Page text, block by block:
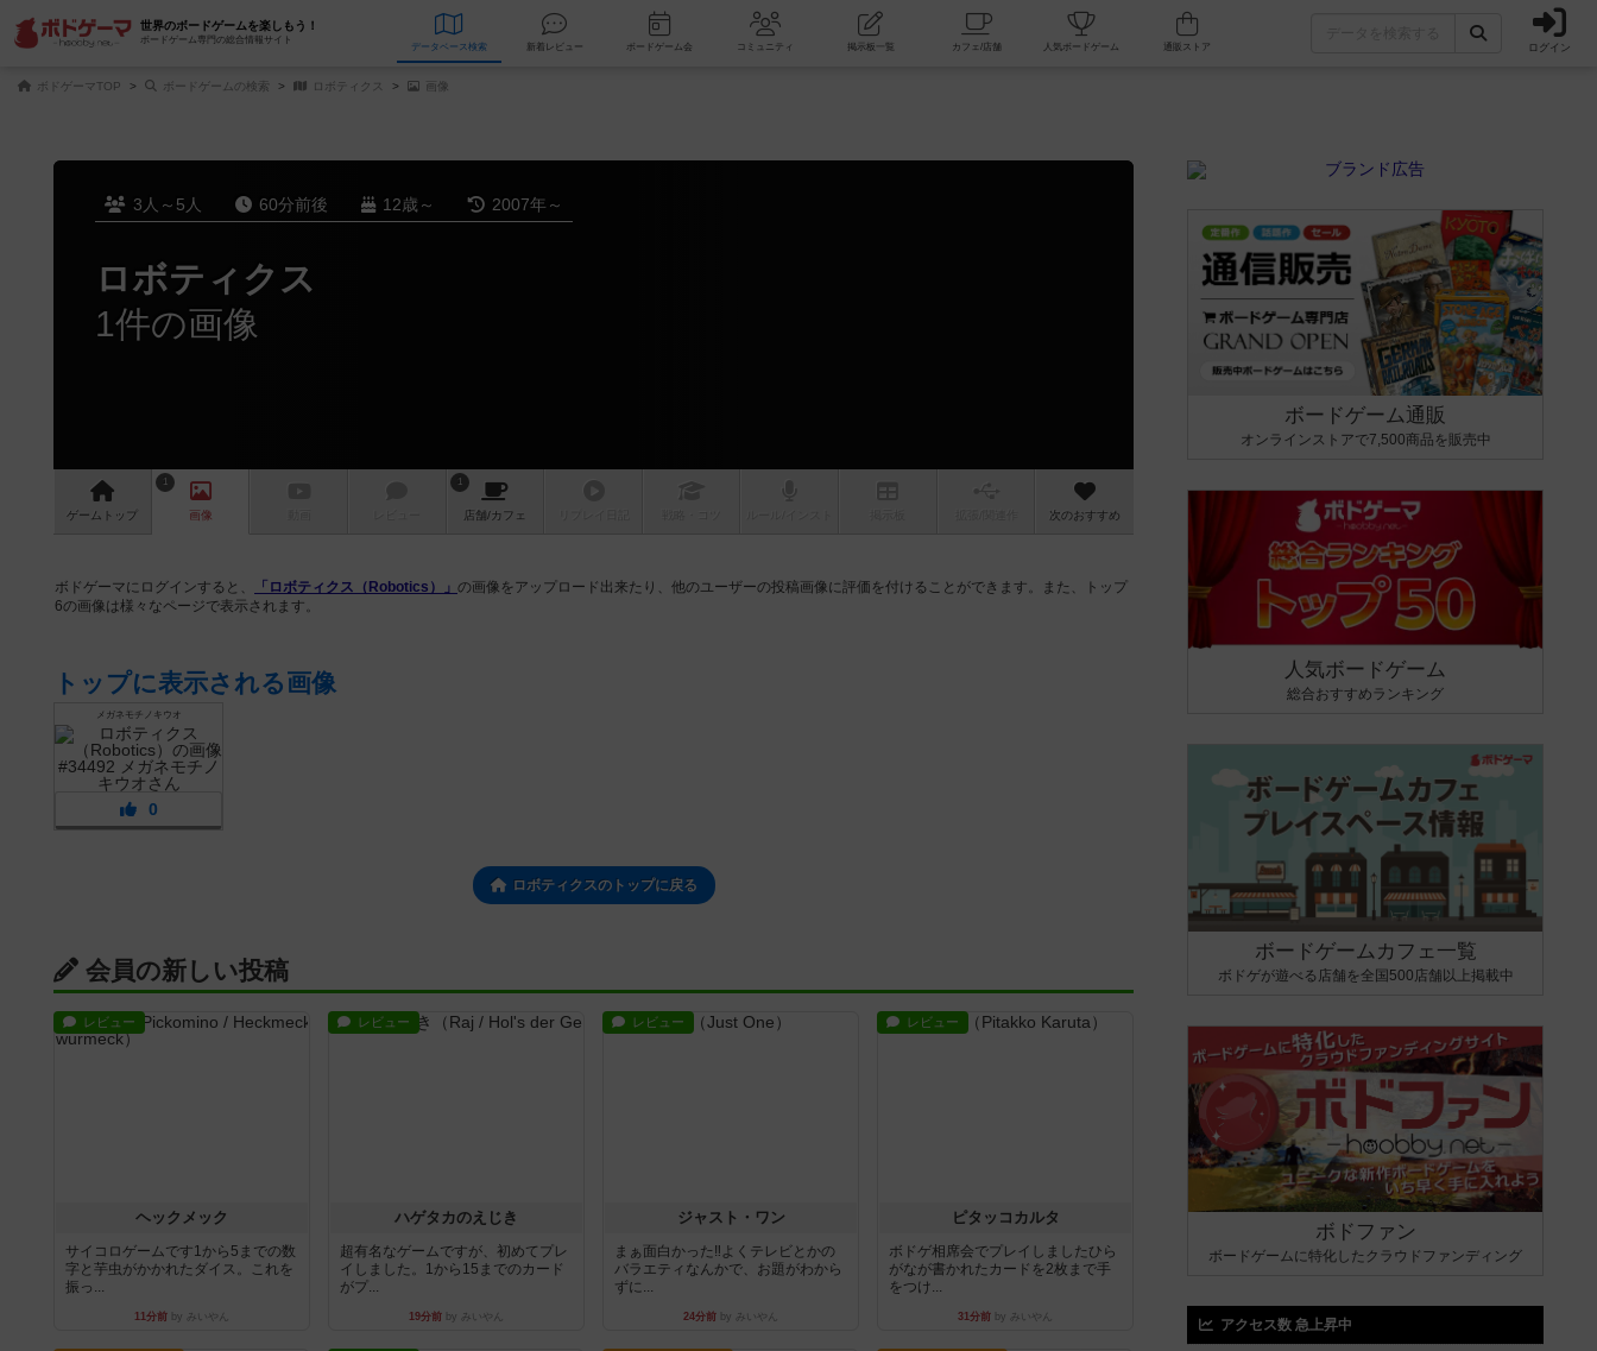
世界のボードゲームを楽しもう！
ボードゲーム専門の総合情報サイト
データベース 検索 新着レビュー ボードゲーム会 コミュニティ 掲示板一覧 カフェ/店舗 人気ボードゲーム ログイン
ボドゲーマTOP ボードゲームの検索 ロボティクス 画像
3人～5人 60分前後 12歳～ 2007年～
ロボティクス
1件の画像
ゲーム トップ
1
画像
1
店舗/カフェ 次のおすすめ
ボドゲーマにログインすると、 「ロボティクス（Robotics）」 の画像をアップロード出来たり、他のユーザーの投稿画像に評価を付けることができます。また、トップ
6の画像は様々なページで表示されます。
トップに表示される画像
メガネモチノキウオ
0
ロボティクスのトップに戻る
会員の新しい投稿
レビュー
ヘックメック
サイコロゲームです1から5までの数
字と芋虫がかかれたダイス。これを
振っ...
11分前 by みいやん
レビュー
ハゲタカのえじき
超有名なゲームですが、初めてプレ
イしました。1から15までのカード
がプ...
19分前 by みいやん
レビュー
ジャスト・ワン
まぁ面白かった‼️よくテレビとかの
バラエティなんかで、お題がわから
ずに...
24分前 by みいやん
レビュー
ピタッコカルタ
ボドゲ相席会でプレイしましたひら
がなが書かれたカードを2枚まで手
をつけ...
31分前 by みいやん
ボードゲーム通販
オンラインストアで7,500商品を販売中
人気ボードゲーム
総合おすすめランキング
ボードゲームカフェ一覧
ボドゲが遊べる店舗を全国500店舗以上掲載中
ボドファン
ボードゲームに特化したクラウドファンディング
アクセス数 急上昇中